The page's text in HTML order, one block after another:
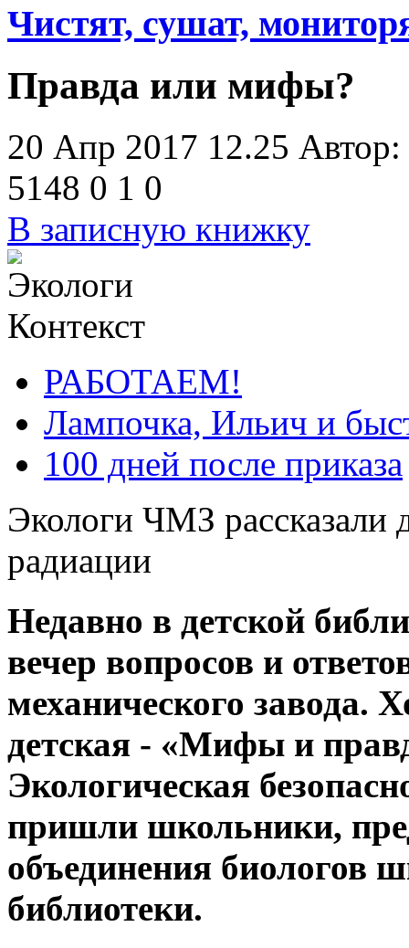
Чистят, сушат,
Правда или мифы?
20 Апр 2017 12.25 Автор:
5148 0 1 0
В записную книжку
Контекст
РАБОТАЕМ!
Лампочка, Ильич и
100 дней после приказа
Экологи ЧМЗ рассказали
радиации
Недавно в детской
вечер вопросов и
механического завода.
детская - «Мифы и
Экологическая
пришли школьники,
объединения биологов
библиотеки.